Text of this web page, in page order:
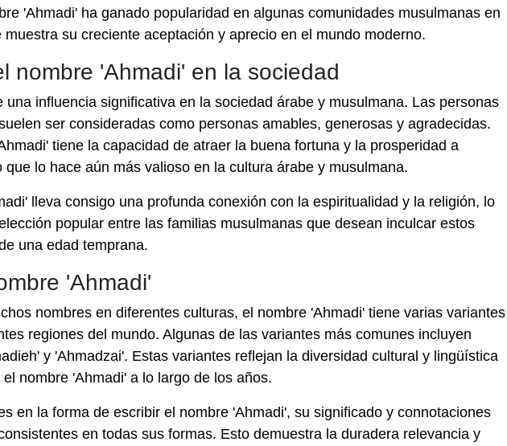
'Ahmadi' ha ganado popularidad en algunas comunidades musulmanas en
su creciente aceptación y aprecio en el mundo moderno.
nombre 'Ahmadi' en la sociedad
una influencia significativa en la sociedad árabe y musulmana. Las personas
ser consideradas como personas amables, generosas y agradecidas.
tiene la capacidad de atraer la buena fortuna y la prosperidad a
lo hace aún más valioso en la cultura árabe y musulmana.
lleva consigo una profunda conexión con la espiritualidad y la religión, lo
popular entre las familias musulmanas que desean inculcar estos
una edad temprana.
'Ahmadi'
nombres en diferentes culturas, el nombre 'Ahmadi' tiene varias variantes
regiones del mundo. Algunas de las variantes más comunes incluyen
y 'Ahmadzai'. Estas variantes reflejan la diversidad cultural y lingüística
nombre 'Ahmadi' a lo largo de los años.
en la forma de escribir el nombre 'Ahmadi', su significado y connotaciones
en todas sus formas. Esto demuestra la duradera relevancia y